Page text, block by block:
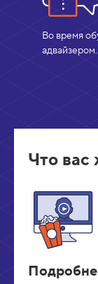
Во время
адвайзером.
Что вас